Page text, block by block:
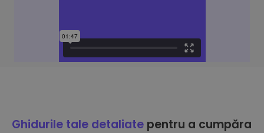
Ghidurile tale detaliate pentru a cumpăra